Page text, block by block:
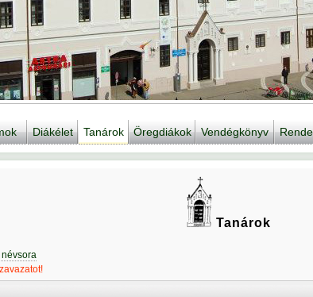
Diákélet Tanárok Öregdiákok Vendégkönyv
Tanárok